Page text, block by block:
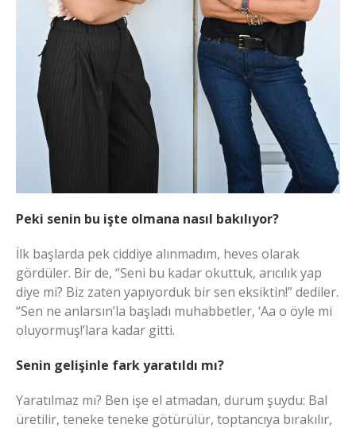
Peki senin bu işte olmana nasıl bakılıyor?
İlk başlarda pek ciddiye alınmadım, heves olarak
gördüler. Bir de, “Seni bu kadar okuttuk, arıcılık yap
diye mi? Biz zaten yapıyorduk bir sen eksiktin!” dediler.
“Sen ne anlarsın’la başladı muhabbetler, ‘Aa o öyle mi
oluyormuş!’lara kadar gitti.
Senin gelişinle fark yaratıldı mı?
Yaratılmaz mı? Ben işe el atmadan, durum şuydu: Bal
üretilir, teneke teneke götürülür, toptancıya bırakılır,